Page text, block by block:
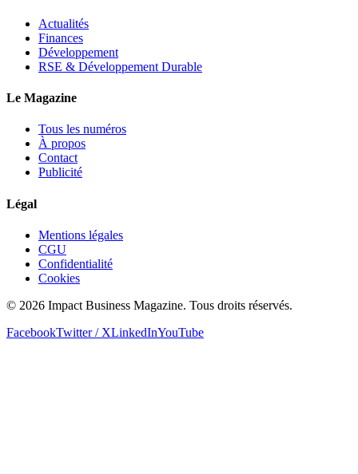
Actualités
Finances
Développement
RSE & Développement Durable
Le Magazine
Tous les numéros
À propos
Contact
Publicité
Légal
Mentions légales
CGU
Confidentialité
Cookies
© 2026 Impact Business Magazine. Tous droits réservés.
FacebookTwitter / XLinkedInYouTube